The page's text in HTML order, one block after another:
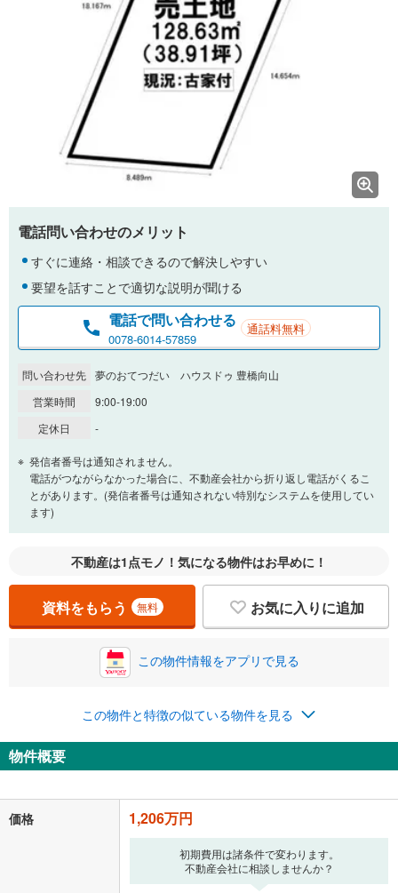
電話問い合わせのメリット
すぐに連絡・相談できるので解決しやすい
要望を話すことで適切な説明が聞ける
電話で問い合わせる
0078-6014-57859
通話料無料
問い合わせ先 夢のおてつだい ハウスドゥ 豊橋向山
営業時間
9:00-19:00
定休日
-
発信者番号は通知されません。
電話がつながらなかった場合に、不動産会社から折り返し電話がくるこ
とがあります。(発信者番号は通知されない特別なシステムを使用してい
ます)
不動産は1点モノ！気になる物件はお早めに！
資料をもらう 無料 お気に入りに追加
この物件情報をアプリで見る
この物件と特徴の似ている物件を見る
物件概要
価格 1,206万円
初期費用は諸条件で変わります。
不動産会社に相談しませんか？